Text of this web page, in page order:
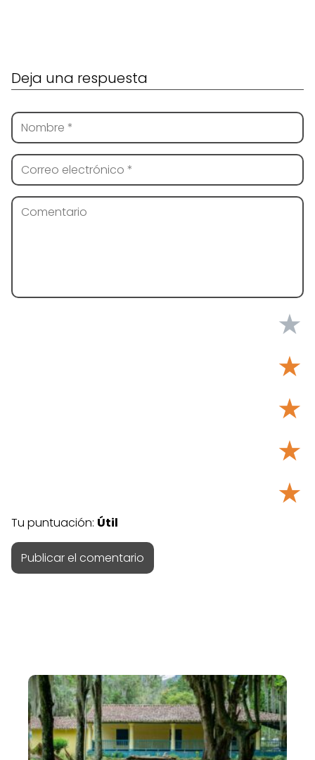
Deja una respuesta
★
★
★
★
★
Tu puntuación: Útil